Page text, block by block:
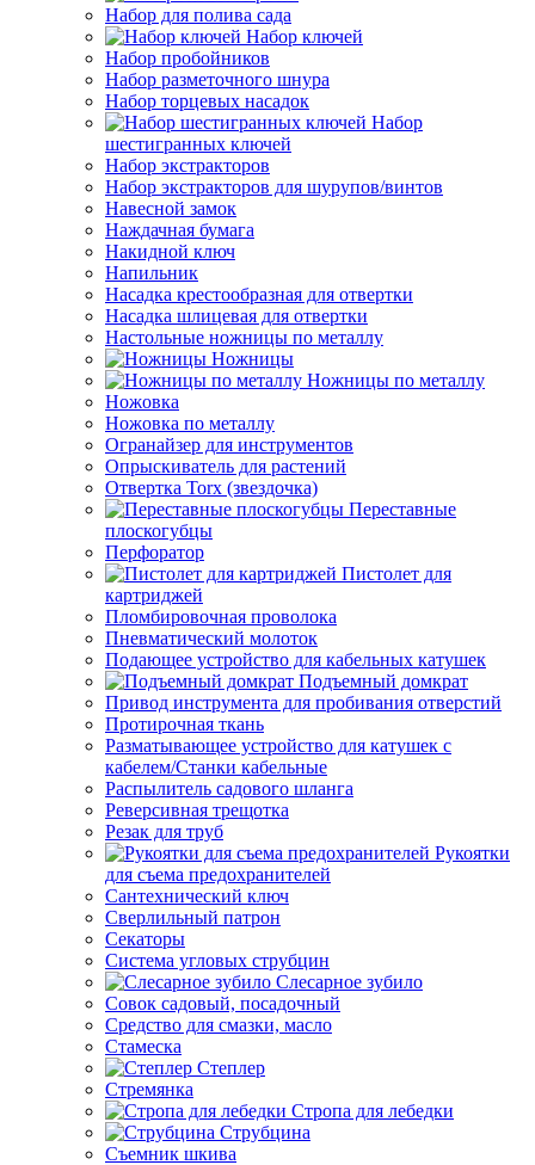
Набор для полива сада
Набор ключей
Набор пробойников
Набор разметочного шнура
Набор торцевых насадок
Набор
шестигранных ключей
Набор экстракторов
Набор экстракторов для шурупов/винтов
Навесной замок
Наждачная бумага
Накидной ключ
Напильник
Насадка крестообразная для отвертки
Насадка шлицевая для отвертки
Настольные ножницы по металлу
Ножницы
Ножницы по металлу
Ножовка
Ножовка по металлу
Огранайзер для инструментов
Опрыскиватель для растений
Отвертка Torx (звездочка)
Переставные
плоскогубцы
Перфоратор
Пистолет для
картриджей
Пломбировочная проволока
Пневматический молоток
Подающее устройство для кабельных катушек
Подъемный домкрат
Привод инструмента для пробивания отверстий
Протирочная ткань
Разматывающее устройство для катушек с
кабелем/Станки кабельные
Распылитель садового шланга
Реверсивная трещотка
Резак для труб
Рукоятки
для съема предохранителей
Сантехнический ключ
Сверлильный патрон
Секаторы
Система угловых струбцин
Слесарное зубило
Совок садовый, посадочный
Средство для смазки, масло
Стамеска
Степлер
Стремянка
Стропа для лебедки
Струбцина
Съемник шкива